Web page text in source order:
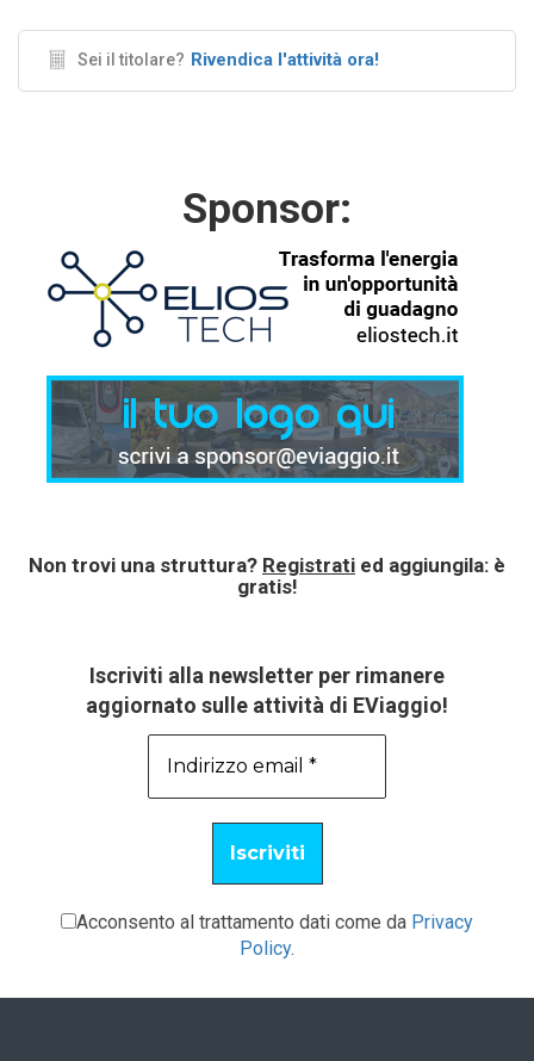
Sei il titolare? Rivendica l'attività ora!
Sponsor:
Non trovi una struttura? Registrati ed aggiungila: è
gratis!
Iscriviti alla newsletter per rimanere
aggiornato sulle attività di EViaggio!
Acconsento al trattamento dati come da Privacy
Policy.